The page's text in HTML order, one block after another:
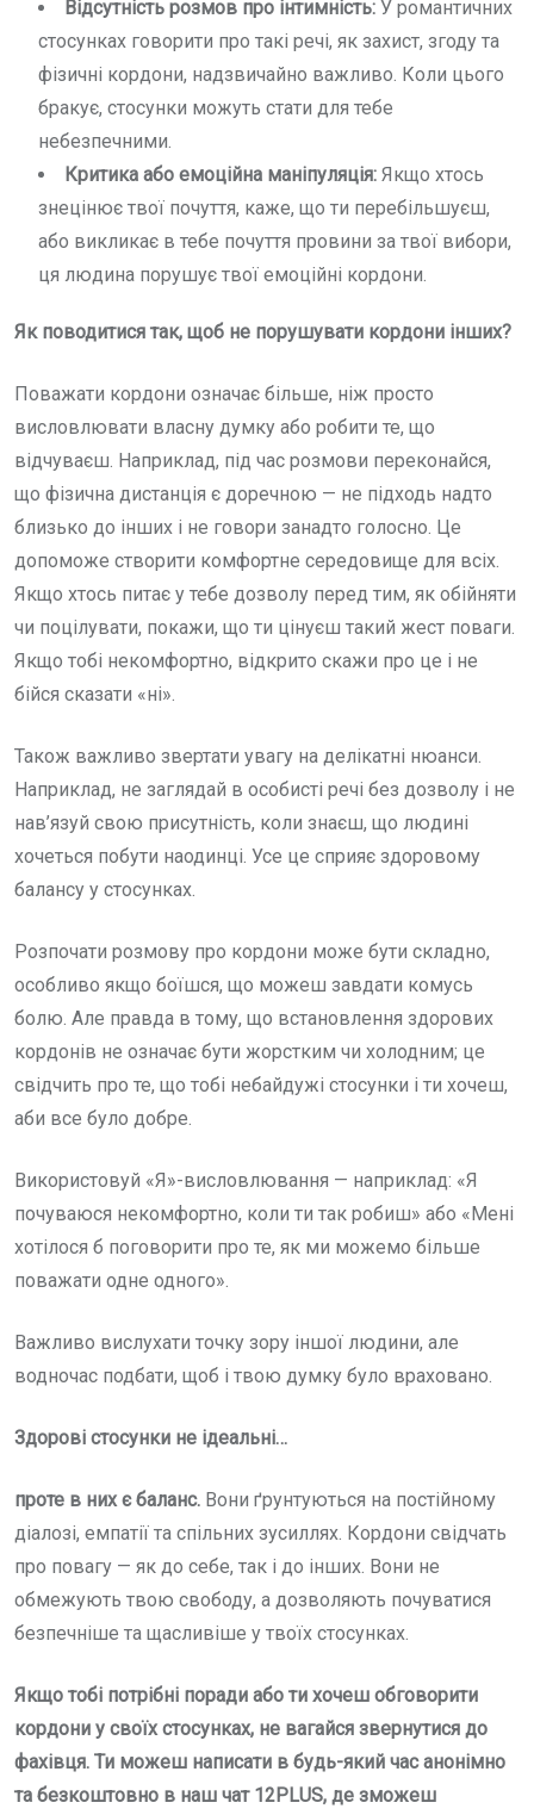
Відсутність розмов про інтимність: У романтичних
стосунках говорити про такі речі, як захист, згоду та
фізичні кордони, надзвичайно важливо. Коли цього
бракує, стосунки можуть стати для тебе
небезпечними.
Критика або емоційна маніпуляція: Якщо хтось
знецінює твої почуття, каже, що ти перебільшуєш,
або викликає в тебе почуття провини за твої вибори,
ця людина порушує твої емоційні кордони.
Як поводитися так, щоб не порушувати кордони інших?
Поважати кордони означає більше, ніж просто
висловлювати власну думку або робити те, що
відчуваєш. Наприклад, під час розмови переконайся,
що фізична дистанція є доречною — не підходь надто
близько до інших і не говори занадто голосно. Це
допоможе створити комфортне середовище для всіх.
Якщо хтось питає у тебе дозволу перед тим, як обійняти
чи поцілувати, покажи, що ти цінуєш такий жест поваги.
Якщо тобі некомфортно, відкрито скажи про це і не
бійся сказати «ні».
Також важливо звертати увагу на делікатні нюанси.
Наприклад, не заглядай в особисті речі без дозволу і не
нав’язуй свою присутність, коли знаєш, що людині
хочеться побути наодинці. Усе це сприяє здоровому
балансу у стосунках.
Розпочати розмову про кордони може бути складно,
особливо якщо боїшся, що можеш завдати комусь
болю. Але правда в тому, що встановлення здорових
кордонів не означає бути жорстким чи холодним; це
свідчить про те, що тобі небайдужі стосунки і ти хочеш,
аби все було добре.
Використовуй «Я»-висловлювання — наприклад: «Я
почуваюся некомфортно, коли ти так робиш» або «Мені
хотілося б поговорити про те, як ми можемо більше
поважати одне одного».
Важливо вислухати точку зору іншої людини, але
водночас подбати, щоб і твою думку було враховано.
Здорові стосунки не ідеальні…
проте в них є баланс. Вони ґрунтуються на постійному
діалозі, емпатії та спільних зусиллях. Кордони свідчать
про повагу — як до себе, так і до інших. Вони не
обмежують твою свободу, а дозволяють почуватися
безпечніше та щасливіше у твоїх стосунках.
Якщо тобі потрібні поради або ти хочеш обговорити
кордони у своїх стосунках, не вагайся звернутися до
фахівця. Ти можеш написати в будь-який час анонімно
та безкоштовно в наш чат 12PLUS, де зможеш